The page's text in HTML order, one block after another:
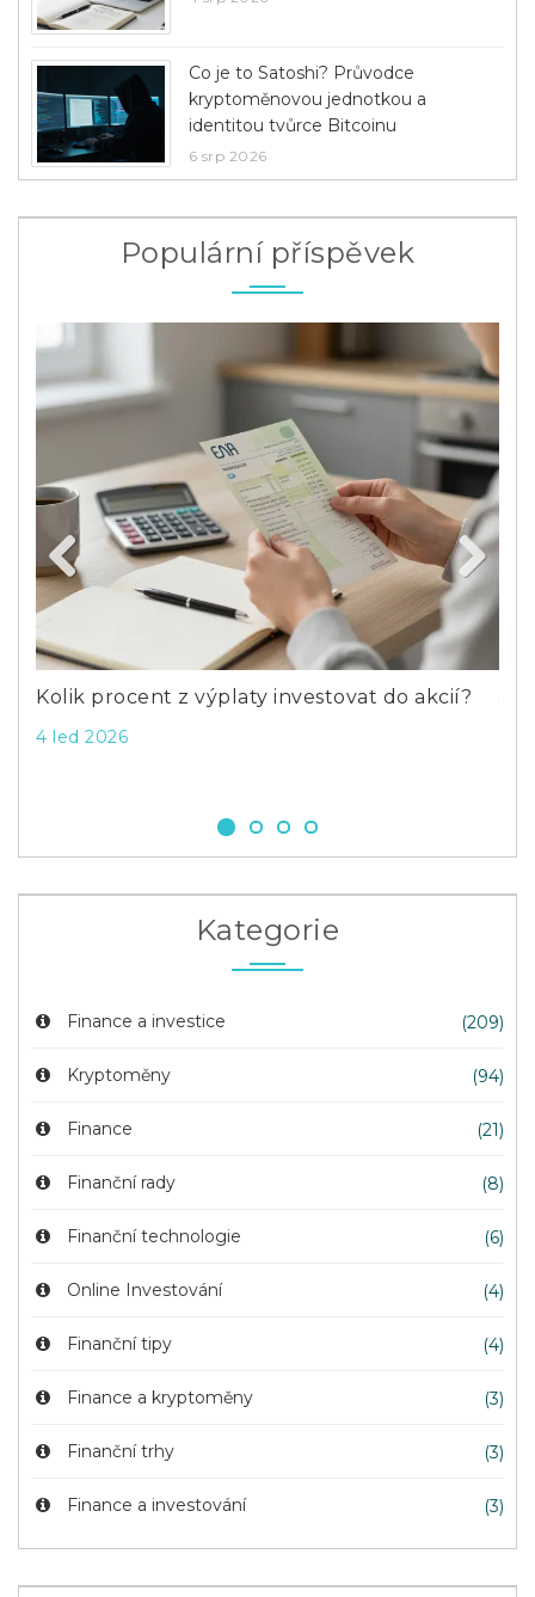
Co je to Satoshi? Průvodce
kryptoměnovou jednotkou a
identitou tvůrce Bitcoinu
6 srp 2026
Populární příspěvek
Kolik procent z výplaty investovat do akcií?
4 led 2026
Next
Kategorie
Finance a investice (209)
Kryptoměny (94)
Finance (21)
Finanční rady (8)
Finanční technologie (6)
Online Investování (4)
Finanční tipy (4)
Finance a kryptoměny (3)
Finanční trhy (3)
Finance a investování (3)